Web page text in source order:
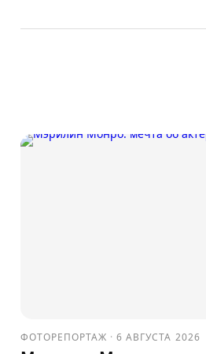
ФОТОРЕПОРТАЖ ·6 АВГУСТА 2026